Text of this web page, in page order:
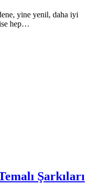
yine yenil, daha iyi
hep…
Şarkıları